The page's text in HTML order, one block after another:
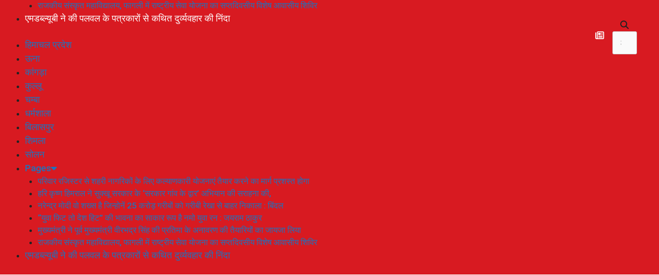
राजकीय संस्कृत महाविद्यालय, फागली में राष्ट्रीय सेवा योजना का सप्तदिवसीय विशेष आवासीय शिविर
एमडब्ल्यूबी ने की पलवल के पत्रकारों से कथित दुर्व्यवहार की निंदा
हिमाचल प्रदेश
ऊना
कांगड़ा
कुल्लू
चम्बा
धर्मशाला
बिलासपुर
शिमला
सोलन
Pages
परिवार रजिस्टर से शहरी नागरिकों के लिए कल्याणकारी योजनाएं तैयार करने का मार्ग प्रशस्त होगा
हरि कृष्ण हिमराल ने सुक्खू सरकार के ‘सरकार गांव के द्वार’ अभियान की सराहना की,
नरेन्द्र मोदी वो शख्स है जिन्होनें 25 करोड़ गरीबों को गरीबी रेखा से बाहर निकाला : बिंदल
“युवा फिट तो देश हिट” की भावना का साकार रूप है नमो युवा रन : जयराम ठाकुर
मुख्यमंत्री ने पूर्व मुख्यमंत्री वीरभद्र सिंह की प्रतिमा के अनावरण की तैयारियों का जायजा लिया
राजकीय संस्कृत महाविद्यालय, फागली में राष्ट्रीय सेवा योजना का सप्तदिवसीय विशेष आवासीय शिविर
एमडब्ल्यूबी ने की पलवल के पत्रकारों से कथित दुर्व्यवहार की निंदा